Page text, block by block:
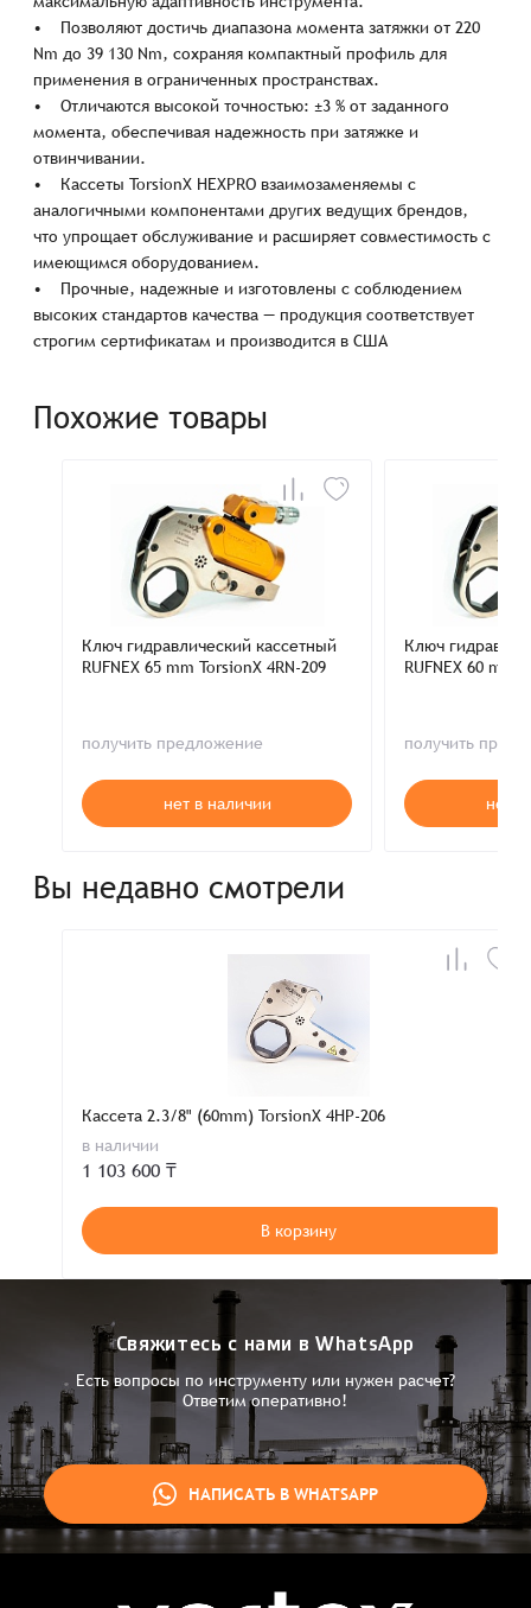
• Позволяют достичь диапазона момента затяжки от 220
Nm до 39 130 Nm, сохраняя компактный профиль для
применения в ограниченных пространствах.
• Отличаются высокой точностью: ±3 % от заданного
момента, обеспечивая надежность при затяжке и
отвинчивании.
• Кассеты TorsionX HEXPRO взаимозаменяемы с
аналогичными компонентами других ведущих брендов,
что упрощает обслуживание и расширяет совместимость с
имеющимся оборудованием.
• Прочные, надежные и изготовлены с соблюдением
высоких стандартов качества — продукция соответствует
строгим сертификатам и производится в США
Похожие товары
Ключ гидравлический кассетный
RUFNEX 65 mm TorsionX 4RN-209
получить предложение
нет в наличии
Ключ
RUFNEX 60 mm
получить
нет в
Вы недавно смотрели
Кассета 2.3/8" (60mm) TorsionX 4HP-206
в наличии
1 103 600 ₸
В корзину
Свяжитесь с нами в WhatsApp
Есть вопросы по инструменту или нужен расчет?
Ответим оперативно!
НАПИСАТЬ В WHATSAPP